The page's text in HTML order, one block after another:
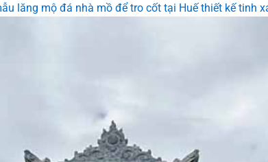
lăng mộ đá nhà mồ để tro cốt tại Huế thiết kế tinh